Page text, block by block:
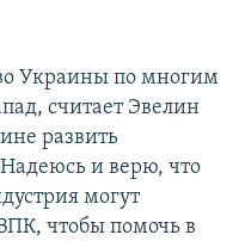
Украины по многим
считает Эвелин
развить
и верю, что
могут
чтобы помочь в